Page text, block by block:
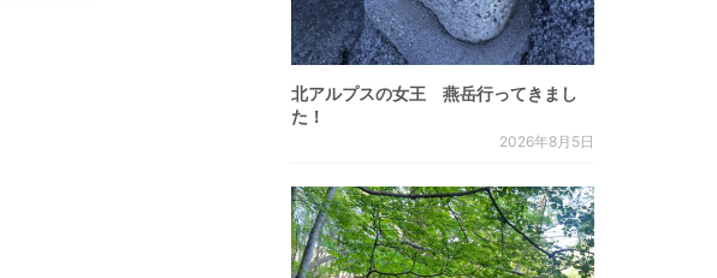
北アルプスの女王 燕岳行ってきまし
た！
2026年8月5日